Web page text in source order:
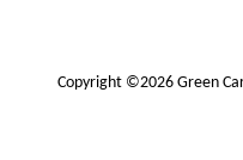
Copyright ©2026 Green